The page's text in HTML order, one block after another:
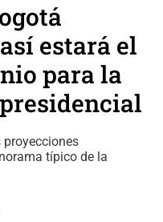
estará el
para la
proyecciones
típico de la